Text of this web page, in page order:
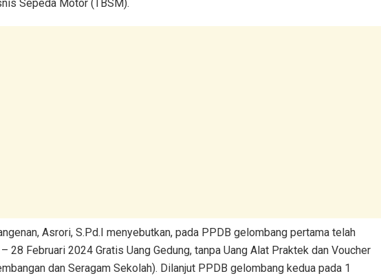
Sepeda Motor (TBSM).
Asrori, S.Pd.I menyebutkan, pada PPDB gelombang pertama telah
28 Februari 2024 Gratis Uang Gedung, tanpa Uang Alat Praktek dan Voucher
dan Seragam Sekolah). Dilanjut PPDB gelombang kedua pada 1